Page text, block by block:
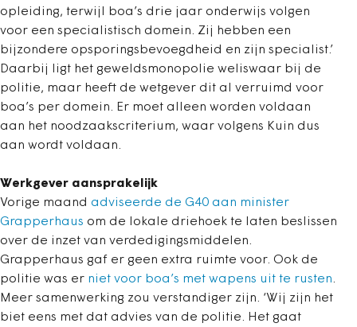
opleiding, terwijl boa’s drie jaar onderwijs volgen
voor een specialistisch domein. Zij hebben een
bijzondere opsporingsbevoegdheid en zijn specialist.’
Daarbij ligt het geweldsmonopolie weliswaar bij de
politie, maar heeft de wetgever dit al verruimd voor
boa’s per domein. Er moet alleen worden voldaan
aan het noodzaakscriterium, waar volgens Kuin dus
aan wordt voldaan.
Werkgever aansprakelijk
Vorige maand adviseerde de G40 aan minister
Grapperhaus om de lokale driehoek te laten beslissen
over de inzet van verdedigingsmiddelen.
Grapperhaus gaf er geen extra ruimte voor. Ook de
politie was er niet voor boa’s met wapens uit te rusten.
Meer samenwerking zou verstandiger zijn. ‘Wij zijn het
biet eens met dat advies van de politie. Het gaat